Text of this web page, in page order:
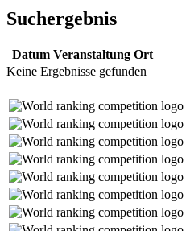
Suchergebnis
Datum Veranstaltung Ort
Keine Ergebnisse gefunden